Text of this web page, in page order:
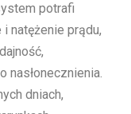
potrafi
natężenie prądu,
nasłonecznienia.
dniach,